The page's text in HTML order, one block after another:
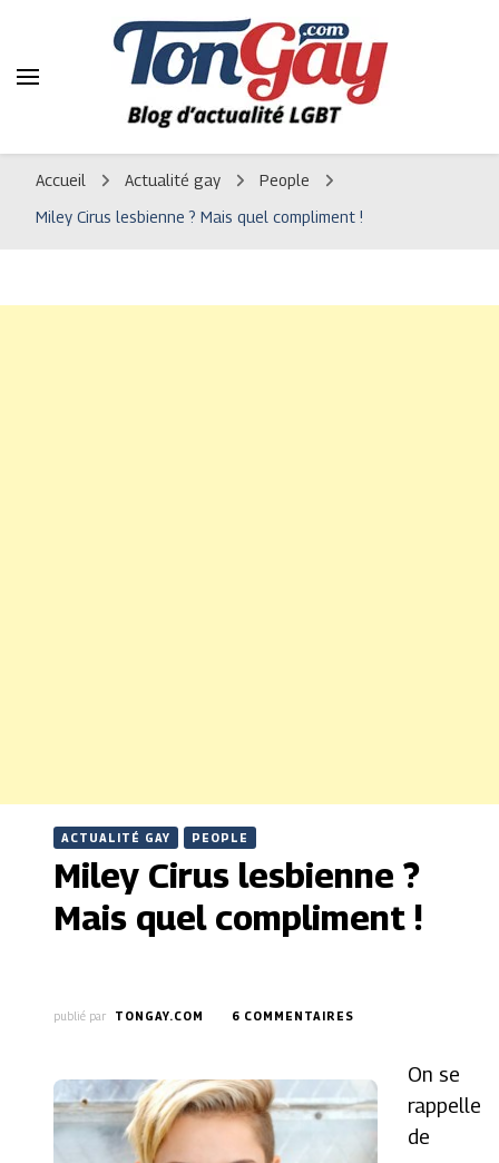
TonGay.com
Votre blog d'actualité gay et informations LGBT
Accueil Actualité gay
People
Miley Cirus lesbienne ? Mais quel compliment !
ACTUALITÉ GAY PEOPLE
Miley Cirus lesbienne ?
Mais quel compliment !
publié par TONGAY.COM 6 COMMENTAIRES
LESBIENNE
MAIS
COMPLIMENT
On se
rappelle
de